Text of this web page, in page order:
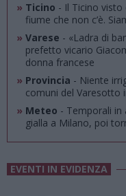
» Ticino - Il Ticino visto
fiume che non c’è.
» Varese - «Ladra di
prefetto vicario
donna francese
» Provincia - Niente
comuni del Varesotto
» Meteo - Temporali in
gialla a Milano, poi
EVENTI IN EVIDENZA